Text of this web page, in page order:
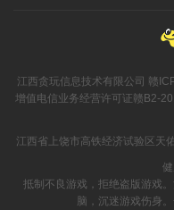
江西贪玩信息技术有限公司 赣
增值电信业务经营许可证赣B2-
江西省上饶市高铁经济试验区
抵制不良游戏，拒绝盗版游戏
脑，沉迷游戏伤身